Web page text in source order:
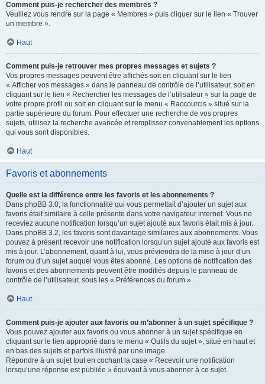
Comment puis-je rechercher des membres ?
Veuillez vous rendre sur la page « Membres » puis cliquer sur le lien « Trouver
un membre ».
Haut
Comment puis-je retrouver mes propres messages et sujets ?
Vos propres messages peuvent être affichés soit en cliquant sur le lien
« Afficher vos messages » dans le panneau de contrôle de l’utilisateur, soit en
cliquant sur le lien « Rechercher les messages de l’utilisateur » sur la page de
votre propre profil ou soit en cliquant sur le menu « Raccourcis » situé sur la
partie supérieure du forum. Pour effectuer une recherche de vos propres
sujets, utilisez la recherche avancée et remplissez convenablement les options
qui vous sont disponibles.
Haut
Favoris et abonnements
Quelle est la différence entre les favoris et les abonnements ?
Dans phpBB 3.0, la fonctionnalité qui vous permettait d’ajouter un sujet aux
favoris était similaire à celle présente dans votre navigateur internet. Vous ne
receviez aucune notification lorsqu’un sujet ajouté aux favoris était mis à jour.
Dans phpBB 3.2, les favoris sont davantage similaires aux abonnements. Vous
pouvez à présent recevoir une notification lorsqu’un sujet ajouté aux favoris est
mis à jour. L’abonnement, quant à lui, vous préviendra de la mise à jour d’un
forum ou d’un sujet auquel vous êtes abonné. Les options de notification des
favoris et des abonnements peuvent être modifiés depuis le panneau de
contrôle de l’utilisateur, sous les « Préférences du forum ».
Haut
Comment puis-je ajouter aux favoris ou m’abonner à un sujet spécifique ?
Vous pouvez ajouter aux favoris ou vous abonner à un sujet spécifique en
cliquant sur le lien approprié dans le menu « Outils du sujet », situé en haut et
en bas des sujets et parfois illustré par une image.
Répondre à un sujet tout en cochant la case « Recevoir une notification
lorsqu’une réponse est publiée » équivaut à vous abonner à ce sujet.